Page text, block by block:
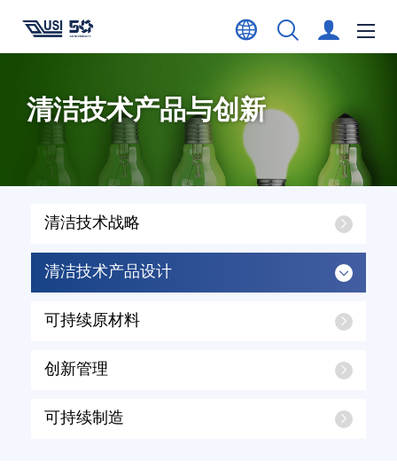
清洁技术产品与创新
清洁技术战略
清洁技术产品设计
可持续原材料
创新管理
可持续制造